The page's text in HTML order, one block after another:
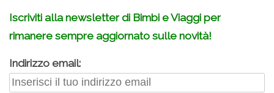
Iscriviti alla newsletter di Bimbi e Viaggi per
rimanere sempre aggiornato sulle novità!
Indirizzo email: